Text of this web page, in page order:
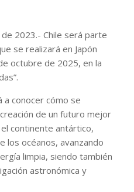
2023.- Chile será parte
se realizará en Japón
octubre de 2025, en la
a conocer cómo se
de un futuro mejor
continente antártico,
los océanos, avanzando
limpia, siendo también
astronómica y